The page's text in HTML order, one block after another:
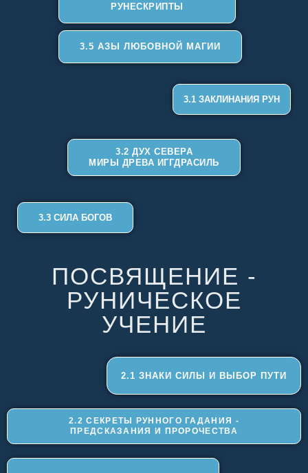
РУНЕСКРИПТЫ
3.5 АЗЫ ЛЮБОВНОЙ МАГИИ
3.1 ЗАКЛИНАНИЯ РУН
3.2 ДУХ СЕВЕРА
МИРЫ ДРЕВА ИГГДРАСИЛЬ
3.3 СИЛА БОГОВ
ПОСВЯЩЕНИЕ -
РУНИЧЕСКОЕ
УЧЕНИЕ
2.1 ЗНАКИ СИЛЫ И ВЫБОР ПУТИ
2.2 СЕКРЕТЫ РУННОГО ГАДАНИЯ -
ПРЕДСКАЗАНИЯ И ПРОРОЧЕСТВА